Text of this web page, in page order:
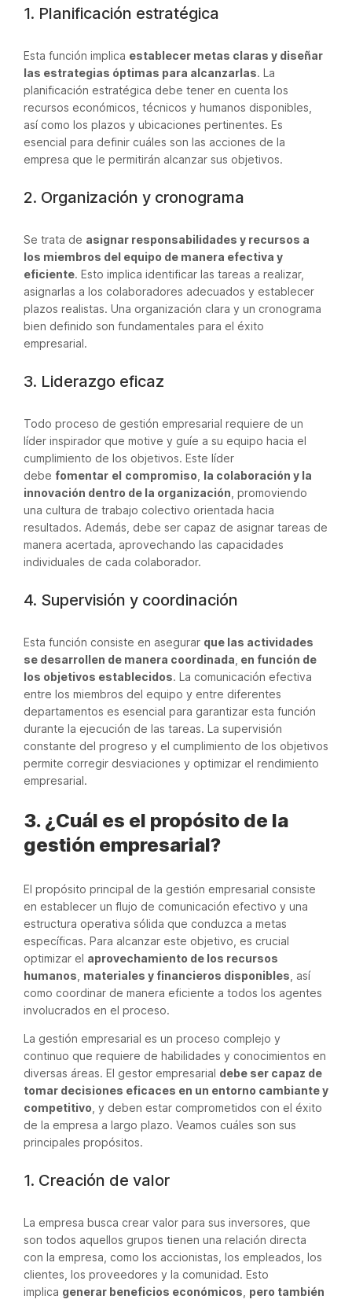
1. Planificación estratégica
Esta función implica establecer metas claras y diseñar
las estrategias óptimas para alcanzarlas. La
planificación estratégica debe tener en cuenta los
recursos económicos, técnicos y humanos disponibles,
así como los plazos y ubicaciones pertinentes. Es
esencial para definir cuáles son las acciones de la
empresa que le permitirán alcanzar sus objetivos.
2. Organización y cronograma
Se trata de asignar responsabilidades y recursos a
los miembros del equipo de manera efectiva y
eficiente. Esto implica identificar las tareas a realizar,
asignarlas a los colaboradores adecuados y establecer
plazos realistas. Una organización clara y un cronograma
bien definido son fundamentales para el éxito
empresarial.
3. Liderazgo eficaz
Todo proceso de gestión empresarial requiere de un
líder inspirador que motive y guíe a su equipo hacia el
cumplimiento de los objetivos. Este líder
debe fomentar el compromiso la colaboración y la
innovación dentro de la organización , promoviendo
una cultura de trabajo colectivo orientada hacia
resultados. Además, debe ser capaz de asignar tareas de
manera acertada, aprovechando las capacidades
individuales de cada colaborador.
4. Supervisión y coordinación
Esta función consiste en asegurar que las actividades
se desarrollen de manera coordinada en función de
los objetivos establecidos. La comunicación efectiva
entre los miembros del equipo y entre diferentes
departamentos es esencial para garantizar esta función
durante la ejecución de las tareas. La supervisión
constante del progreso y el cumplimiento de los objetivos
permite corregir desviaciones y optimizar el rendimiento
empresarial.
3. ¿Cuál es el propósito de la
gestión empresarial?
El propósito principal de la gestión empresarial consiste
en establecer un flujo de comunicación efectivo y una
estructura operativa sólida que conduzca a metas
específicas. Para alcanzar este objetivo, es crucial
optimizar el aprovechamiento de los recursos
humanos materiales y financieros disponibles , así
como coordinar de manera eficiente a todos los agentes
involucrados en el proceso.
La gestión empresarial es un proceso complejo y
continuo que requiere de habilidades y conocimientos en
diversas áreas. El gestor empresarial debe ser capaz de
tomar decisiones eficaces en un entorno cambiante y
competitivo , y deben estar comprometidos con el éxito
de la empresa a largo plazo. Veamos cuáles son sus
principales propósitos.
1. Creación de valor
La empresa busca crear valor para sus inversores, que
son todos aquellos grupos tienen una relación directa
con la empresa, como los accionistas, los empleados, los
clientes, los proveedores y la comunidad. Esto
implica generar beneficios económicos pero también